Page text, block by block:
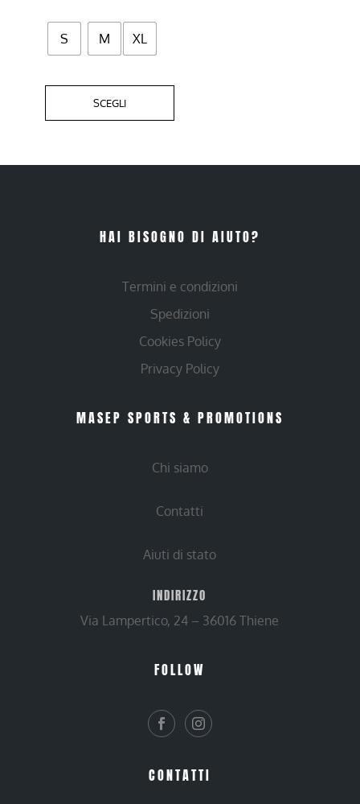
S M XL
SCEGLI
prodotto
HAI BISOGNO DI AIUTO?
Termini e condizioni
Spedizioni
Cookies Policy
Privacy Policy
MASEP SPORTS & PROMOTIONS
Chi siamo
Contatti
Aiuti di stato
INDIRIZZO
Via Lampertico, 24 – 36016 Thiene
FOLLOW
CONTATTI